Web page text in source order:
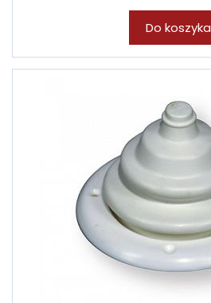
Do koszyka